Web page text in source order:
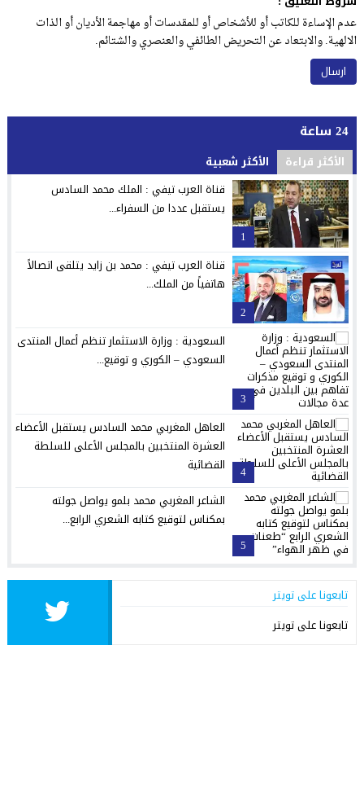
عدم الإساءة للكاتب أو للأشخاص أو للمقدسات أو مهاجمة الأديان أو الذات
الالهية. والابتعاد عن التحريض الطائفي والعنصري والشتائم.
24 ساعة
الأكثر قراءة الأكثر شعبية
1
قناة العرب تيفي : الملك محمد السادس
يستقبل عددا من السفراء...
2
قناة العرب تيفي : محمد بن زايد يتلقى اتصالاً
هاتفياً من الملك...
3
السعودية : وزارة الاستثمار تنظم أعمال المنتدى
السعودي – الكوري و توقيع...
4
العاهل المغربي محمد السادس يستقبل الأعضاء
العشرة المنتخبين بالمجلس الأعلى للسلطة
القضائية
5
الشاعر المغربي محمد بلمو يواصل جولته
بمكناس لتوقيع كتابه الشعري الرابع...
تابعونا على تويتر
تابعونا على تويتر